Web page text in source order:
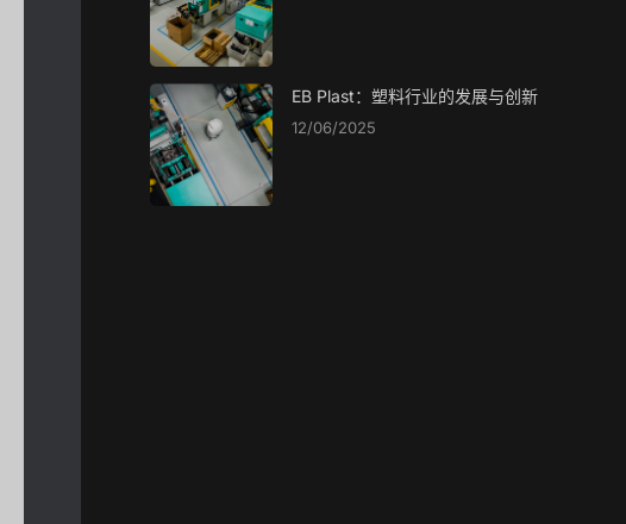
EB Plast：塑料行业的发展与创新
12/06/2025